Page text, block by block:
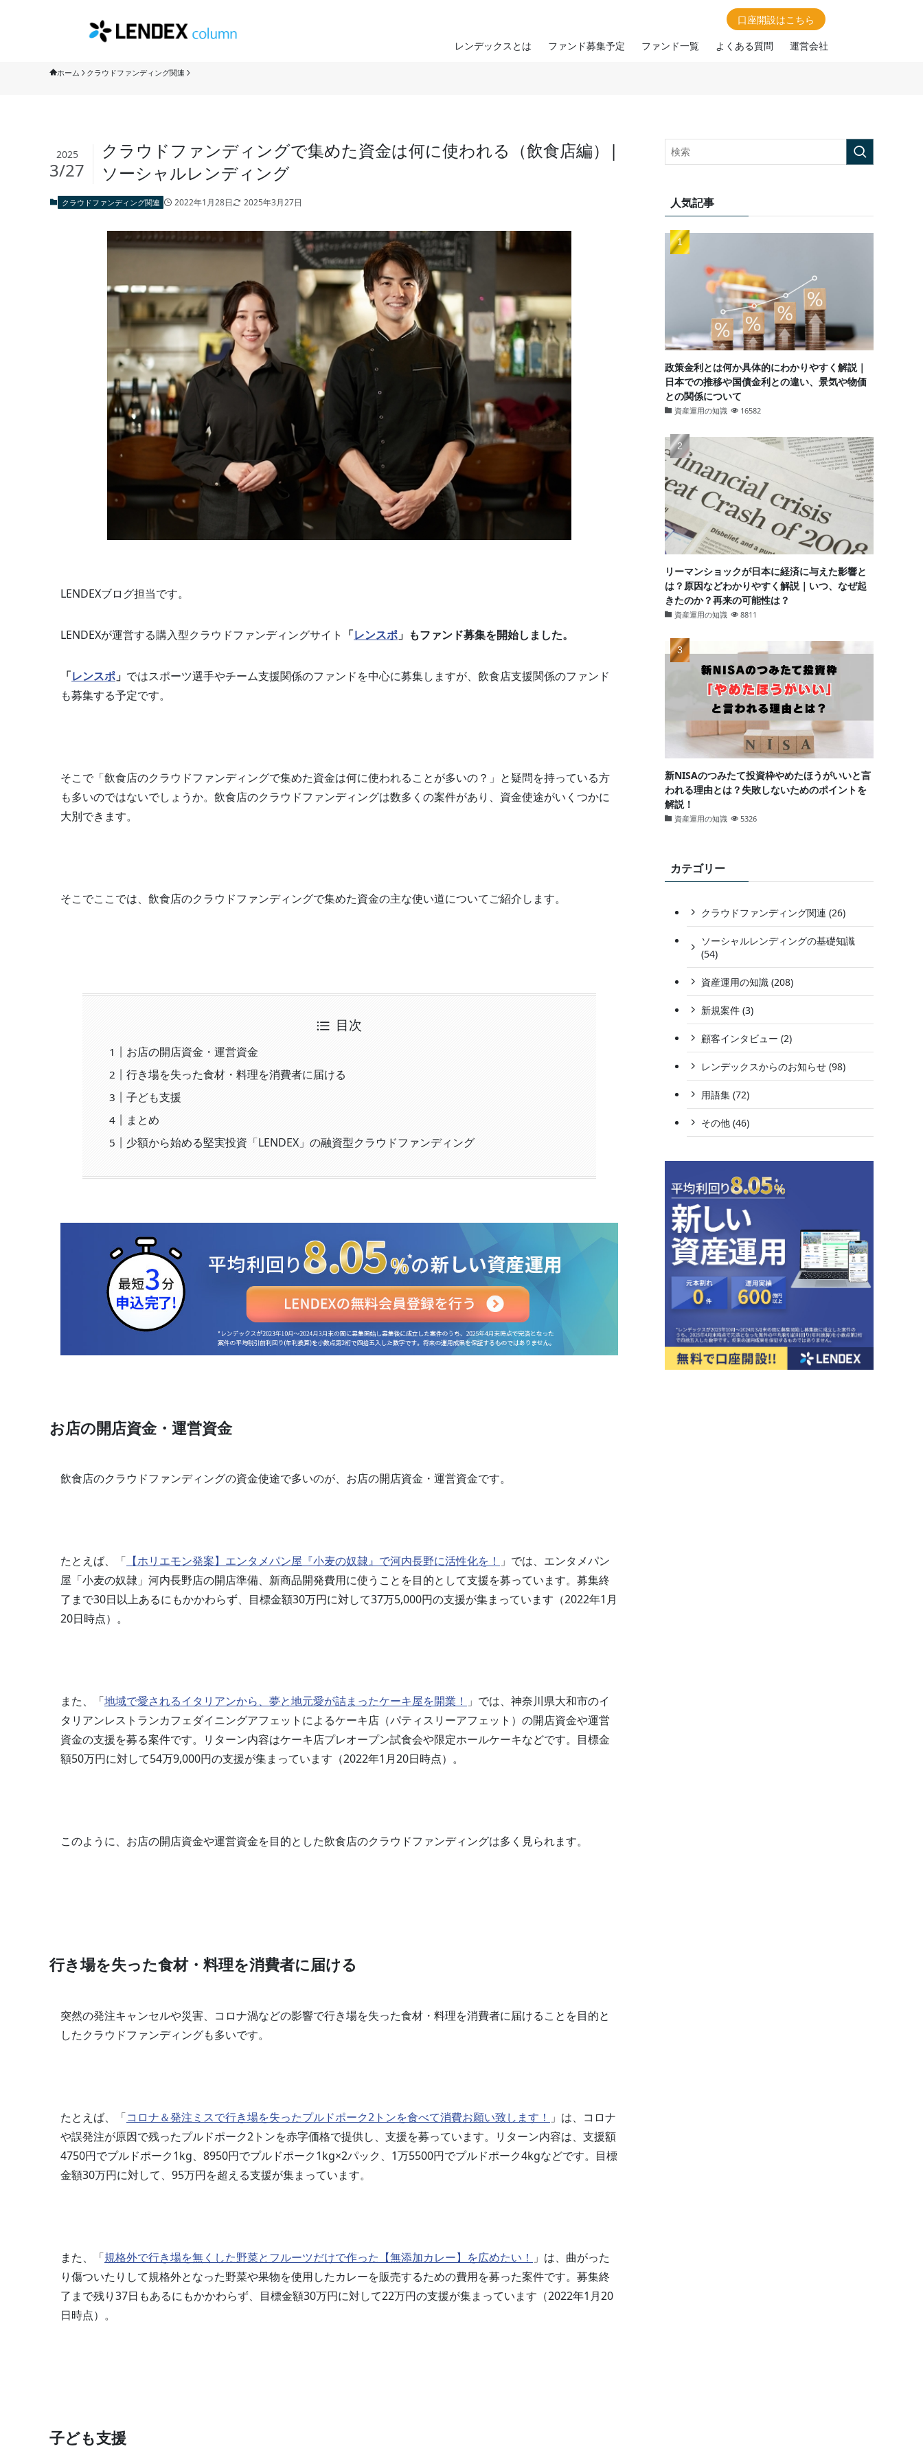
口座開設はこちら
レンデックスとは ファンド募集予定 ファンド一覧 よくある質問 運営会社
ホーム クラウドファンディング関連
クラウドファンディングで集めた資金は何に使われる（飲食店編）|
ソーシャルレンディング
2025
3/27
クラウドファンディング関連 2022年1月28日 2025年3月27日
LENDEXブログ担当です。
LENDEXが運営する購入型クラウドファンディングサイト 「レンスポ」もファンド募集を開始しました。
「レンスポ」 ではスポーツ選手やチーム支援関係のファンドを中心に募集しますが、飲食店支援関係のファンド
も募集する予定です。
そこで「飲食店のクラウドファンディングで集めた資金は何に使われることが多いの？」と疑問を持っている方
も多いのではないでしょうか。飲食店のクラウドファンディングは数多くの案件があり、資金使途がいくつかに
大別できます。
そこでここでは、飲食店のクラウドファンディングで集めた資金の主な使い道についてご紹介します。
目次
お店の開店資金・運営資金
行き場を失った食材・料理を消費者に届ける
子ども支援
まとめ
少額から始める堅実投資「LENDEX」の融資型クラウドファンディング
お店の開店資金・運営資金
飲食店のクラウドファンディングの資金使途で多いのが、お店の開店資金・運営資金です。
たとえば、「 【ホリエモン発案】エンタメパン屋『小麦の奴隷』で河内長野に活性化を！ 」では、エンタメパン
屋「小麦の奴隷」河内長野店の開店準備、新商品開発費用に使うことを目的として支援を募っています。募集終
了まで30日以上あるにもかかわらず、目標金額30万円に対して37万5,000円の支援が集まっています（2022年1月
20日時点）。
また、「地域で愛されるイタリアンから、夢と地元愛が詰まったケーキ屋を開業！ 」では、神奈川県大和市の​​イ
タリアンレストランカフェダイニングアフェットによるケーキ店（パティスリーアフェット）の開店資金や運営
資金の支援を募る案件です。リターン内容はケーキ店プレオープン試食会や限定ホールケーキなどです。目標金
額50万円に対して54万9,000円の支援が集まっています（2022年1月20日時点）。
このように、お店の開店資金や運営資金を目的とした飲食店のクラウドファンディングは多く見られます。
行き場を失った食材・料理を消費者に届ける
突然の発注キャンセルや災害、コロナ渦などの影響で行き場を失った食材・料理を消費者に届けることを目的と
したクラウドファンディングも多いです。
たとえば、「コロナ＆発注ミスで行き場を失ったプルドポーク2トンを食べて消費お願い致します！ 」は、コロナ
や誤発注が原因で残ったプルドポーク2トンを赤字価格で提供し、支援を募っています。リターン内容は、支援額
4750円でプルドポーク1kg、8950円でプルドポーク1kg×2パック、1万5500円でプルドポーク4kgなどです。目標
金額30万円に対して、95万円を超える支援が集まっています。
また、「規格外で行き場を無くした野菜とフルーツだけで作った【無添加カレー】を広めたい！ 」は、曲がった
り傷ついたりして規格外となった野菜や果物を使用したカレーを販売するための費用を募った案件です。募集終
了まで残り37日もあるにもかかわらず、目標金額30万円に対して22万円の支援が集まっています（2022年1月20
日時点）。
子ども支援
人気記事
政策金利とは何か具体的にわかりやすく解説｜
日本での推移や国債金利との違い、景気や物価
との関係について
資産運用の知識 16582
リーマンショックが日本に経済に与えた影響と
は？原因などわかりやすく解説｜いつ、なぜ起
きたのか？再来の可能性は？
資産運用の知識 8811
新NISAのつみたて投資枠やめたほうがいいと言
われる理由とは？失敗しないためのポイントを
解説！
資産運用の知識 5326
カテゴリー
クラウドファンディング関連 (26)
ソーシャルレンディングの基礎知識
(54)
資産運用の知識 (208)
新規案件 (3)
顧客インタビュー (2)
レンデックスからのお知らせ (98)
用語集 (72)
その他 (46)